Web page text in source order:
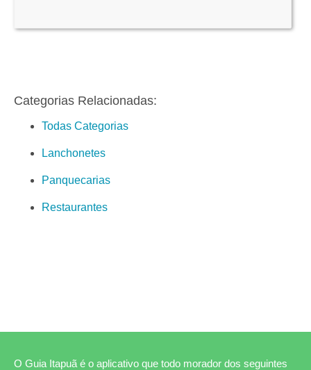
Categorias Relacionadas:
Todas Categorias
Lanchonetes
Panquecarias
Restaurantes
O Guia Itapuã é o aplicativo que todo morador dos seguintes